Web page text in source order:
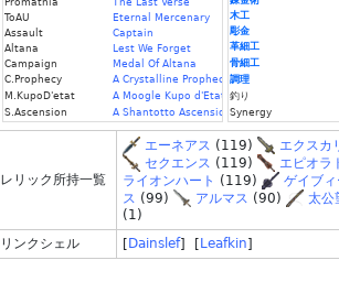
Promathia
The Last Verse
ToAU
Eternal Mercenary
Assault
Captain
Altana
Lest We Forget
Campaign
Medal Of Altana
C.Prophecy
A Crystalline Prophecy (Fin.)
M.KupoD'etat
A Moogle Kupo d'Etat (Fin.)
S.Ascension
A Shantotto Ascension (Fin)
木工
彫金
革細工
骨細工
調理
釣り
Synergy
レリック所持一覧
エーネアス (119)
エクスカ
セクエンス (119)
エピオラ
ライオンハート (119)
ゲイブ
ス (99) アルマス (90)
太公
(1)
リンクシェル
[ Dainslef] [ Leafkin]